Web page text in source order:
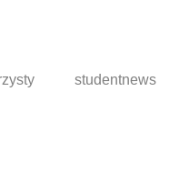
studentnews